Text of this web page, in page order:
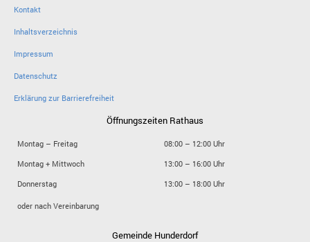
Kontakt
Inhaltsverzeichnis
Impressum
Datenschutz
Erklärung zur Barrierefreiheit
Öffnungszeiten Rathaus
Montag – Freitag
08:00 – 12:00 Uhr
Montag + Mittwoch
13:00 – 16:00 Uhr
Donnerstag
13:00 – 18:00 Uhr
oder nach Vereinbarung
Gemeinde Hunderdorf